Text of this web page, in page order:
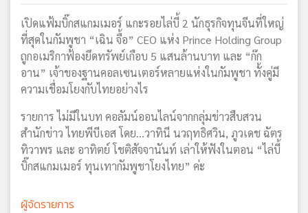
เปิดแฟ้มบิ๊กสแกมเมอร์ แกะรอยไล่บี้ 2 นักธุรกิจทุนจีนที่ใหญ่
ที่สุดในกัมพูชา “เฉิน จื้อ” CEO แห่ง Prince Holding Group
ถูกอเมริกาฟ้องยึดทรัพย์เกือบ 5 แสนล้านบาท และ “ก๊ก
อาน” เจ้าของฐานคอลเซนเตอร์หลายแห่งในกัมพูชา ทั้งคู่มี
ความเชื่อมโยงกับไทยอย่างไร
รายการ ไม่มีในบท คอลัมน์ออนไลน์จากกลุ่มข่าวสืบสวน
สำนักข่าว ไทยพีบีเอส โดย...วาทินี นวฤทธิศวิน, ภูวเดช ฉัตร
ทิวาพร และ อาทิตย์ โชติสัจจานันท์ เล่าให้ฟังในตอน “ไล่บี้
บิ๊กสแกมเมอร์ ทุนเทากัมพูชาโยงไทย” ค่ะ
ผู้จัดรายการ